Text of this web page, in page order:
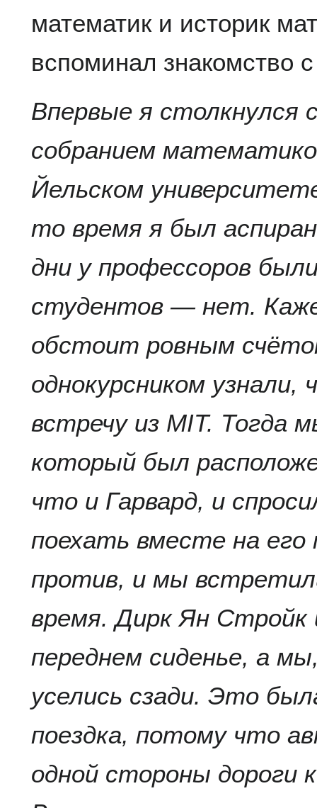
математик и историк
вспоминал знакомство
Впервые я столкнулся
собранием
Йельском
то время я был
дни у профессоров
студентов — нет.
обстоит ровным
однокурсником
встречу из MIT. Тогда
который был
что и Гарвард, и
поехать вместе на
против, и мы
время. Дирк Ян Стройк
переднем сиденье, а
уселись сзади. Это
поездка, потому что
одной стороны дороги